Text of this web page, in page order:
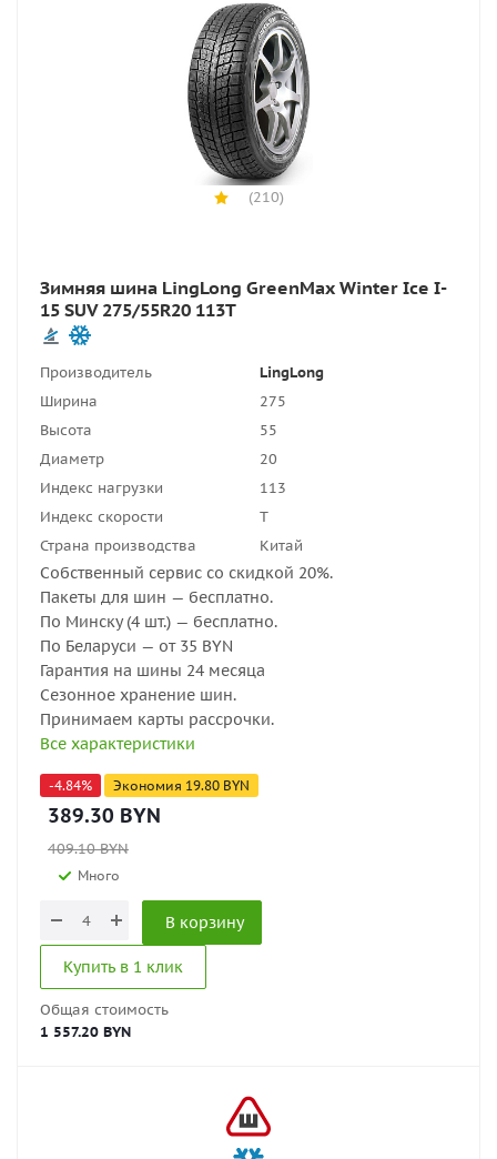
(210)
Зимняя шина LingLong GreenMax Winter Ice I-
15 SUV 275/55R20 113T
Производитель
LingLong
Ширина
275
Высота
55
Диаметр
20
Индекс нагрузки
113
Индекс скорости
T
Страна производства
Китай
Собственный сервис со скидкой 20%.
Пакеты для шин — бесплатно.
По Минску (4 шт.) — бесплатно.
По Беларуси — от 35 BYN
Гарантия на шины 24 месяца
Сезонное хранение шин.
Принимаем карты рассрочки.
Все характеристики
-4.84% Экономия 19.80 BYN
389.30 BYN
409.10BYN
Много
В корзину
Купить в 1 клик
Общая стоимость
1 557.20 BYN